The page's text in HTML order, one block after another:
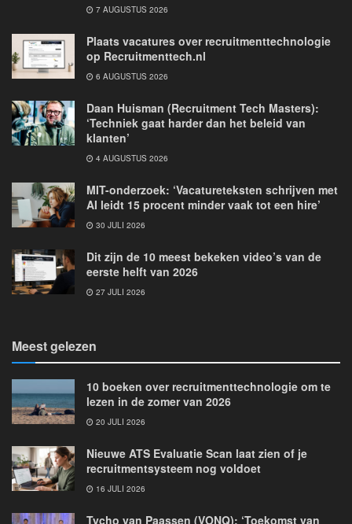
7 AUGUSTUS 2026
Plaats vacatures over recruitmenttechnologie
op Recruitmenttech.nl
6 AUGUSTUS 2026
Daan Huisman (Recruitment Tech Masters):
‘Techniek gaat harder dan het beleid van
klanten’
4 AUGUSTUS 2026
MIT-onderzoek: ‘Vacatureteksten schrijven met
AI leidt 15 procent minder vaak tot een hire’
30 JULI 2026
Dit zijn de 10 meest bekeken video’s van de
eerste helft van 2026
27 JULI 2026
Meest gelezen
10 boeken over recruitmenttechnologie om te
lezen in de zomer van 2026
20 JULI 2026
Nieuwe ATS Evaluatie Scan laat zien of je
recruitmentsysteem nog voldoet
16 JULI 2026
Tycho van Paassen (VONQ): ‘Toekomst van